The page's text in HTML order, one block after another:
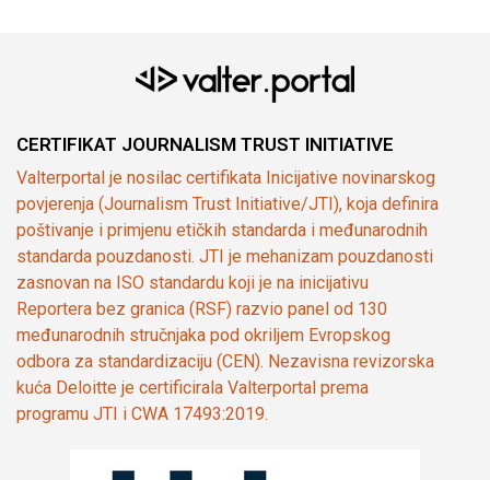
CERTIFIKAT JOURNALISM TRUST INITIATIVE
Valterportal je nosilac certifikata Inicijative novinarskog
povjerenja (Journalism Trust Initiative/JTI), koja definira
poštivanje i primjenu etičkih standarda i međunarodnih
standarda pouzdanosti. JTI je mehanizam pouzdanosti
zasnovan na ISO standardu koji je na inicijativu
Reportera bez granica (RSF) razvio panel od 130
međunarodnih stručnjaka pod okriljem Evropskog
odbora za standardizaciju (CEN). Nezavisna revizorska
kuća Deloitte je certificirala Valterportal prema
programu JTI i CWA 17493:2019.